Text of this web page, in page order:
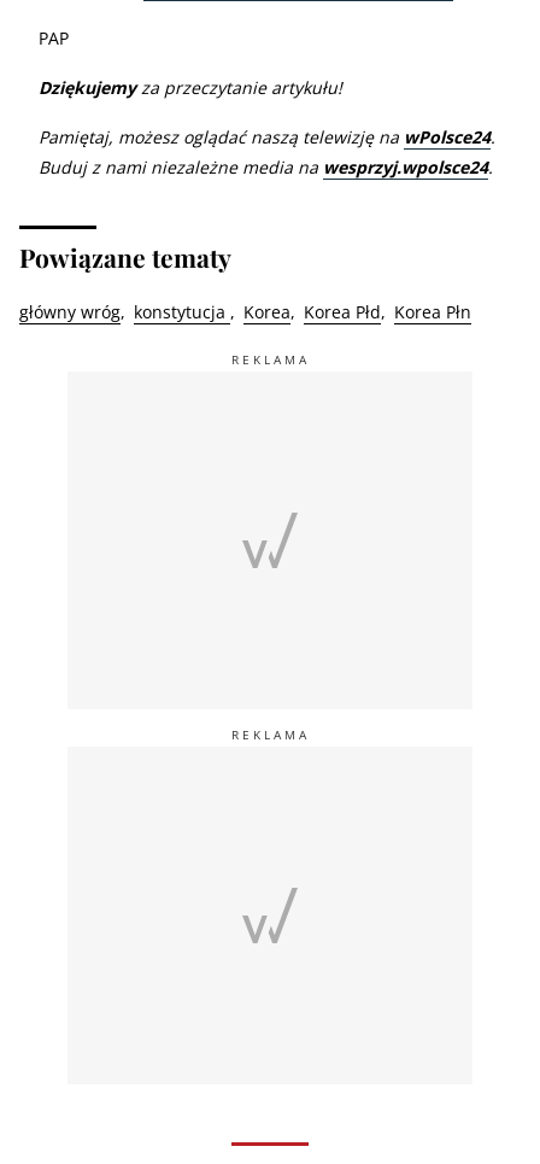
PAP
Dziękujemyza przeczytanie artykułu!
Pamiętaj, możesz oglądać naszą telewizję na wPolsce24.
Buduj z nami niezależne media na wesprzyj.wpolsce24.
Powiązane tematy
główny wróg konstytucja Korea Korea Płd Korea Płn